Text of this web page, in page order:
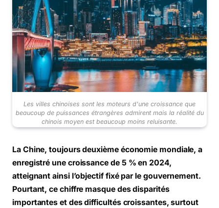
Les villes chinoises sont les moteurs d'une croissance que
beaucoup de puissances étrangères admirent mais la réalité du
chinois moyen est beaucoup moins reluisante.
La Chine, toujours deuxième économie mondiale, a
enregistré une croissance de 5 % en 2024,
atteignant ainsi l’objectif fixé par le gouvernement.
Pourtant, ce chiffre masque des disparités
importantes et des difficultés croissantes, surtout